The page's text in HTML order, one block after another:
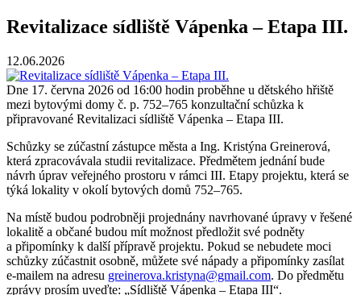
Revitalizace sídliště Vápenka – Etapa III.
12.06.2026
Dne 17. června 2026 od 16:00 hodin proběhne u dětského hřiště
mezi bytovými domy č. p. 752–765 konzultační schůzka k
připravované Revitalizaci sídliště Vápenka – Etapa III.
Schůzky se zúčastní zástupce města a Ing. Kristýna Greinerová,
která zpracovávala studii revitalizace. Předmětem jednání bude
návrh úprav veřejného prostoru v rámci III. Etapy projektu, která se
týká lokality v okolí bytových domů 752–765.
Na místě budou podrobněji projednány navrhované úpravy v řešené
lokalitě a občané budou mít možnost předložit své podněty
a připomínky k další přípravě projektu. Pokud se nebudete moci
schůzky zúčastnit osobně, můžete své nápady a připomínky zasílat
e-mailem na adresu greinerova.kristyna@gmail.com. Do předmětu
zprávy prosím uveďte: „Sídliště Vápenka – Etapa III“.